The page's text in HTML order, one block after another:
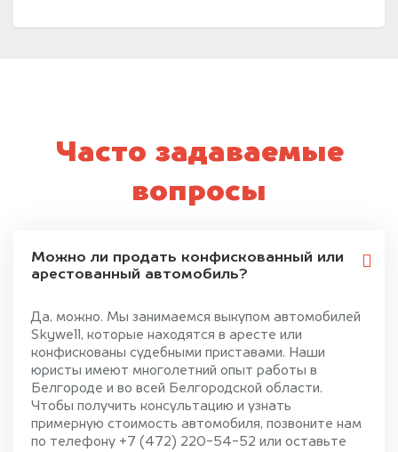
Часто задаваемые
вопросы
Можно ли продать конфискованный или
арестованный автомобиль?
Да, можно. Мы занимаемся выкупом автомобилей
Skywell, которые находятся в аресте или
конфискованы судебными приставами. Наши
юристы имеют многолетний опыт работы в
Белгороде и во всей Белгородской области.
Чтобы получить консультацию и узнать
примерную стоимость автомобиля, позвоните нам
по телефону +7 (472) 220-54-52 или оставьте